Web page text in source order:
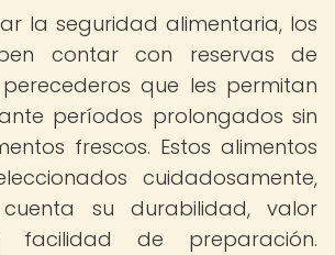
la seguridad alimentaria, los
contar con reservas de
que les permitan
períodos prolongados sin
frescos. Estos alimentos
cuidadosamente,
su durabilidad, valor
facilidad de preparación.